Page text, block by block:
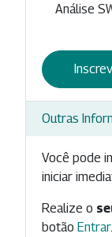
Análise
Outras
Você pode
iniciar
Realize o
botão Entrar.